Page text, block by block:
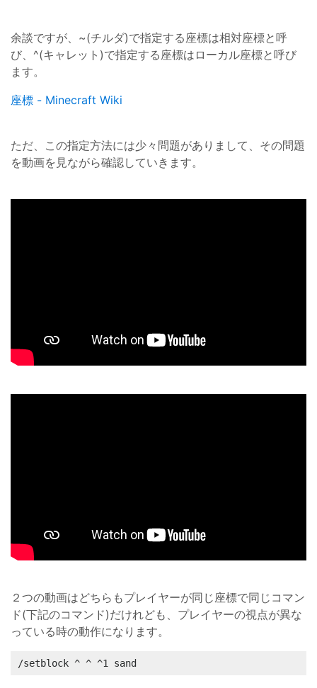
余談ですが、~(チルダ)で指定する座標は相対座標と呼
び、^(キャレット)で指定する座標はローカル座標と呼び
ます。
座標 - Minecraft Wiki
ただ、この指定方法には少々問題がありまして、その問題
を動画を見ながら確認していきます。
２つの動画はどちらもプレイヤーが同じ座標で同じコマン
ド(下記のコマンド)だけれども、プレイヤーの視点が異な
っている時の動作になります。
/setblock ^ ^ ^1 sand